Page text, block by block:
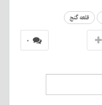
قلعه گنج
۰